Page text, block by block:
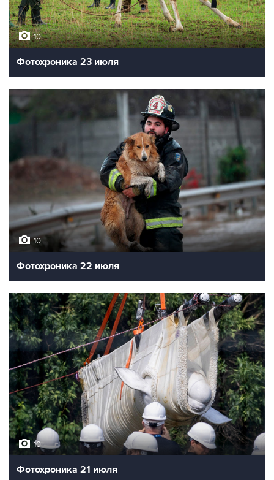
10
Фотохроника 23 июля
10
Фотохроника 22 июля
10
Фотохроника 21 июля